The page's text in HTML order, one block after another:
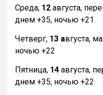
Среда, 12 августа,
днем +35, ночью +21
Четверг, 13 августа,
ночью +22
Пятница, 14 августа,
днем +35, ночью +22